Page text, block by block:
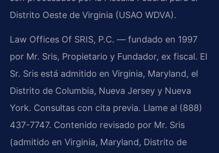
Distrito Oeste de Virginia (USAO WDVA).
Law Offices Of SRIS, P.C. — fundado en 1997
por Mr. Sris, Propietario y Fundador, ex fiscal. El
Sr. Sris está admitido en Virginia, Maryland, el
Distrito de Columbia, Nueva Jersey y Nueva
York. Consultas con cita previa. Llame al (888)
437-7747. Contenido revisado por Mr. Sris
(admitido en Virginia, Maryland, Distrito de